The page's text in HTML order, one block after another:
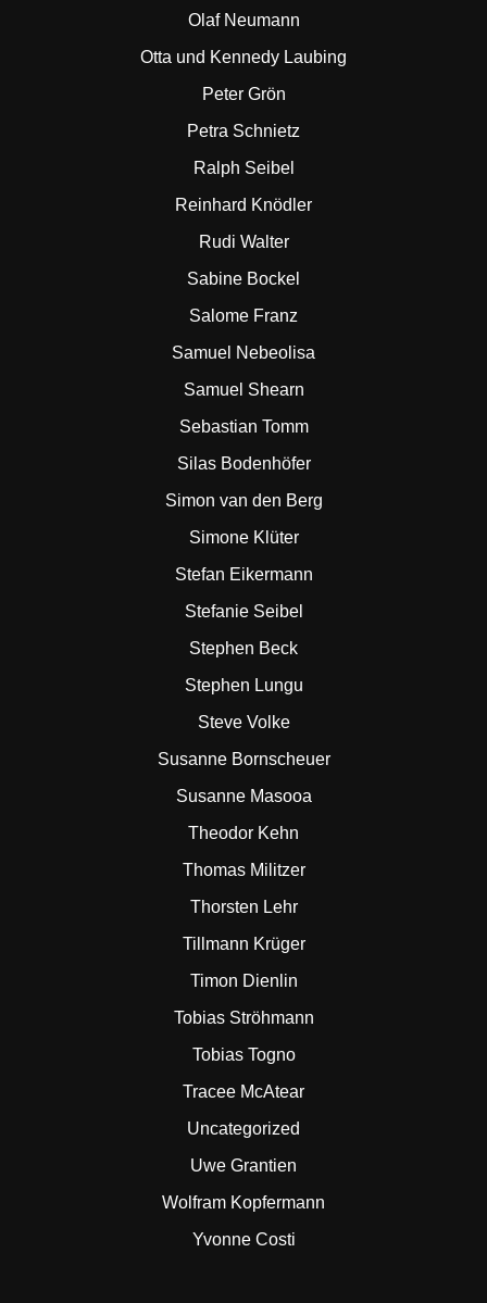
Olaf Neumann
Otta und Kennedy Laubing
Peter Grön
Petra Schnietz
Ralph Seibel
Reinhard Knödler
Rudi Walter
Sabine Bockel
Salome Franz
Samuel Nebeolisa
Samuel Shearn
Sebastian Tomm
Silas Bodenhöfer
Simon van den Berg
Simone Klüter
Stefan Eikermann
Stefanie Seibel
Stephen Beck
Stephen Lungu
Steve Volke
Susanne Bornscheuer
Susanne Masooa
Theodor Kehn
Thomas Militzer
Thorsten Lehr
Tillmann Krüger
Timon Dienlin
Tobias Ströhmann
Tobias Togno
Tracee McAtear
Uncategorized
Uwe Grantien
Wolfram Kopfermann
Yvonne Costi